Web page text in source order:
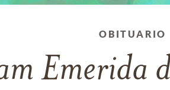
OBITUARIO
Emerida